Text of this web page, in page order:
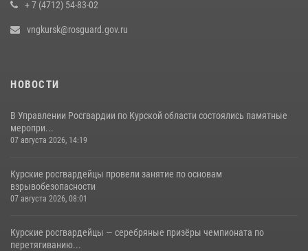
+ 7 (4712) 54-83-02
vngkursk@rosguard.gov.ru
НОВОСТИ
В Управлении Росгвардии по Курской области состоялись памятные
меропри...
07 августа 2026, 14:19
Курские росгвардейцы провели занятие по основам
взрывобезопасности
07 августа 2026, 08:01
Курские росгвардейцы — серебряные призёры чемпионата по
перетягиванию...